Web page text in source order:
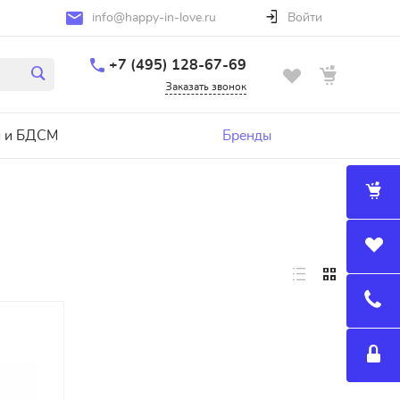
info@happy-in-love.ru Войти
+7 (495) 128-67-69
Заказать звонок
и БДСМ Бренды